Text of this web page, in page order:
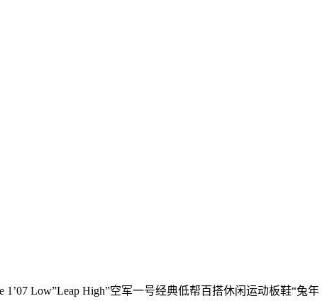
Low”Leap High”空军一号经典低帮百搭休闲运动板鞋“兔年